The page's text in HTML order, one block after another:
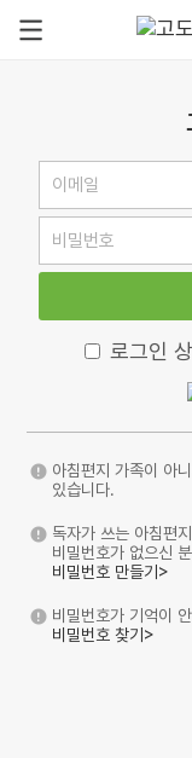
로그인
아침편지 가족이 아
있습니다.
독자가 쓰는 아침편
비밀번호가 없으신
비밀번호 만들기>
비밀번호가 기억이
비밀번호 찾기>